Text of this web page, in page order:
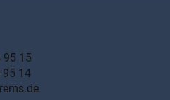
95 15
95 14